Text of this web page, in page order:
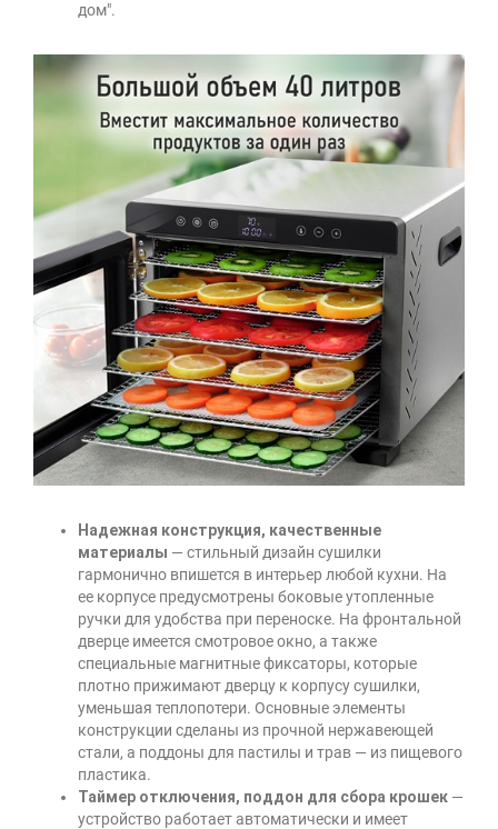
дом".
Надежная конструкция, качественные
материалы — стильный дизайн сушилки
гармонично впишется в интерьер любой кухни. На
ее корпусе предусмотрены боковые утопленные
ручки для удобства при переноске. На фронтальной
дверце имеется смотровое окно, а также
специальные магнитные фиксаторы, которые
плотно прижимают дверцу к корпусу сушилки,
уменьшая теплопотери. Основные элементы
конструкции сделаны из прочной нержавеющей
стали, а поддоны для пастилы и трав — из пищевого
пластика.
Таймер отключения, поддон для сбора крошек —
устройство работает автоматически и имеет